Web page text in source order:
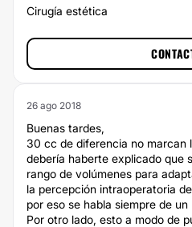
Cirugía estética
26 ago 2018
Buenas tardes,
30 cc de diferencia no marcan
debería haberte explicado que
rango de volúmenes para
la percepción intraoperatoria
por eso se habla siempre de
Por otro lado, esto a modo de